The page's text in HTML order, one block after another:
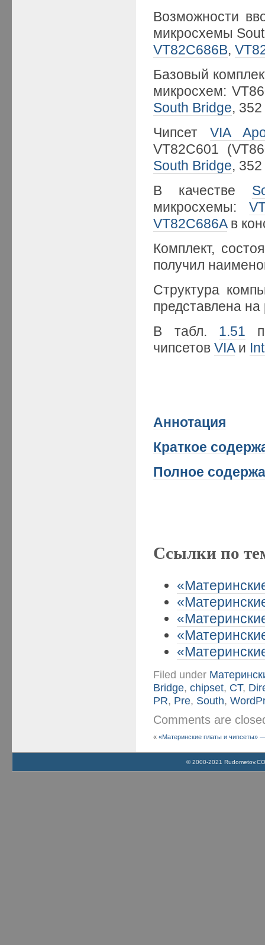
Возможности
микросхемы
VT82С686B,
Базовый
микросхем:
South Bridge,
Чипсет VIA
VT82C601
South Bridge,
В качестве
микросхемы:
VT82C686Aв
Комплект,
получил
Структура
представлена
В табл. 1.51
чипсетовVIAи
Аннотация
Краткое
Полное
Ссылки по
Filed under
Bridge,chipset, CT,
PR, Pre, South,
Comments are
««Материнские платы и чипсеты»
© 2000-2021